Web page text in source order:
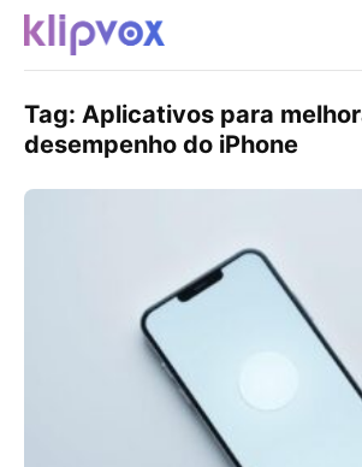
Tag: Aplicativos para
desempenho do iPhone